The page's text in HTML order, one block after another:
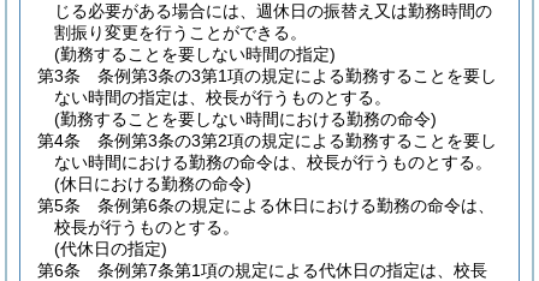
じる必要がある場合には、週休日の振替え又は勤務時間の
割振り変更を行うことができる。
(勤務することを要しない時間の指定)
第3条
条例第3条の3第1項の規定による勤務することを要し
ない時間の指定は、校長が行うものとする。
(勤務することを要しない時間における勤務の命令)
第4条
条例第3条の3第2項の規定による勤務することを要し
ない時間における勤務の命令は、校長が行うものとする。
(休日における勤務の命令)
第5条
条例第6条の規定による休日における勤務の命令は、
校長が行うものとする。
(代休日の指定)
第6条
条例第7条第1項の規定による代休日の指定は、校長